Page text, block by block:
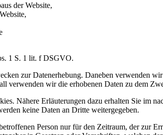
der Website,
1 S. 1 lit. f DSGVO.
zur Datenerhebung. Daneben verwenden
verwenden wir die erhobenen Daten zu dem
Nähere Erläuterungen dazu erhalten Sie im
keine Daten an Dritte weitergegeben.
Person nur für den Zeitraum, der zur